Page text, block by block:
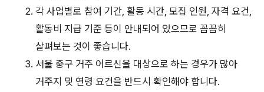
각 사업별로 참여 기간, 활동 시간, 모집 인원, 자격 요건,
활동비 지급 기준 등이 안내되어 있으므로 꼼꼼히
살펴보는 것이 좋습니다.
서울 중구 거주 어르신을 대상으로 하는 경우가 많아
거주지 및 연령 요건을 반드시 확인해야 합니다.